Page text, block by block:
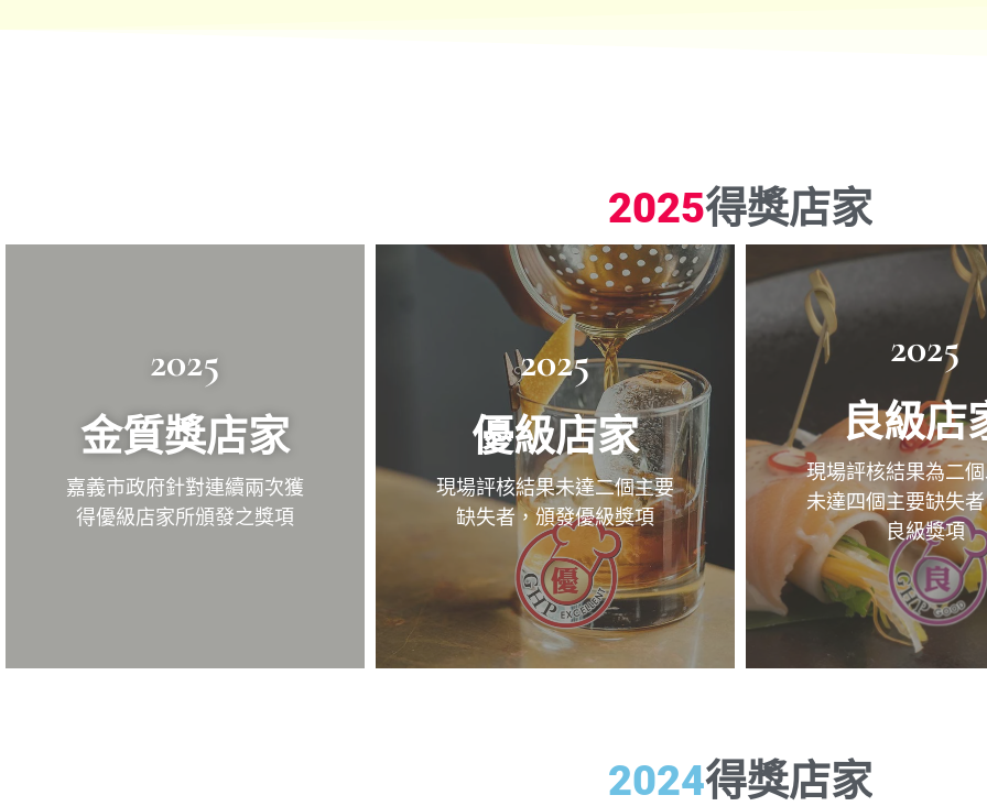
2025得獎店家
2025
金質獎店家
嘉義市政府針對連續兩次獲
得優級店家所頒發之獎項
2025
優級店家
現場評核結果未達二個主要
缺失者，頒發優級獎項
2025
良級店
現場評核結果為二
未達四個主要缺失
良級獎項
2024得獎店家